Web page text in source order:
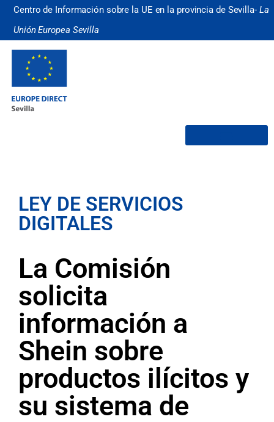
Centro de Información sobre la UE en la provincia de Sevilla- La
Unión Europea Sevilla
LEY DE SERVICIOS
DIGITALES
La Comisión
solicita
información a
Shein sobre
productos ilícitos y
su sistema de